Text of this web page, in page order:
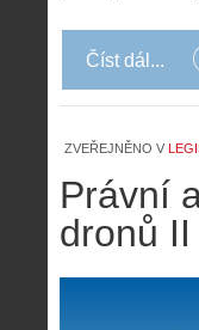
Číst dál...
ZVEŘEJNĚNO V
Právní
dronů II